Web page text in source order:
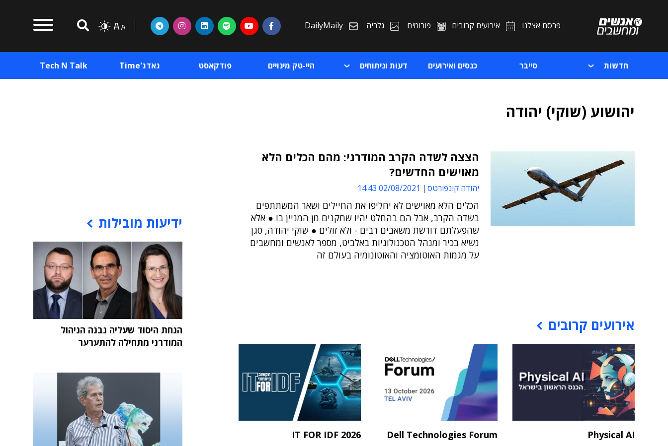
פרסם אצלנו אירועים קרובים פורומים גלריה DailyMaily
חדשות סייבר כנסים ואירועים דעות וניתוחים היי-טק מינויים פודקאסט גאדג'Time Tech N Talk
יהושוע (שוקי) יהודה
הצצה לשדה הקרב המודרני: מהם הכלים הלא
מאוישים החדשים?
יהודה קונפורטס 02/08/2021 14:43
הכלים הלא מאוישים לא יחליפו את החיילים ושאר המשתתפים
בשדה הקרב, אבל הם בהחלט יהיו שחקנים מן המניין בו ● אלא
שהפעלתם דורשת משאבים רבים - ולא זולים ● שוקי יהודה, סגן
נשיא בכיר ומנהל הטכנולוגיות באלביט, מספר לאנשים ומחשבים
על מגמות האוטומציה והאוטונומיה בעולם זה
אירועים קרובים
Physical AI
Dell Technologies Forum
IT FOR IDF 2026
ידיעות מובילות
הנחת היסוד שעליה נבנה הניהול
המודרני מתחילה להתערער